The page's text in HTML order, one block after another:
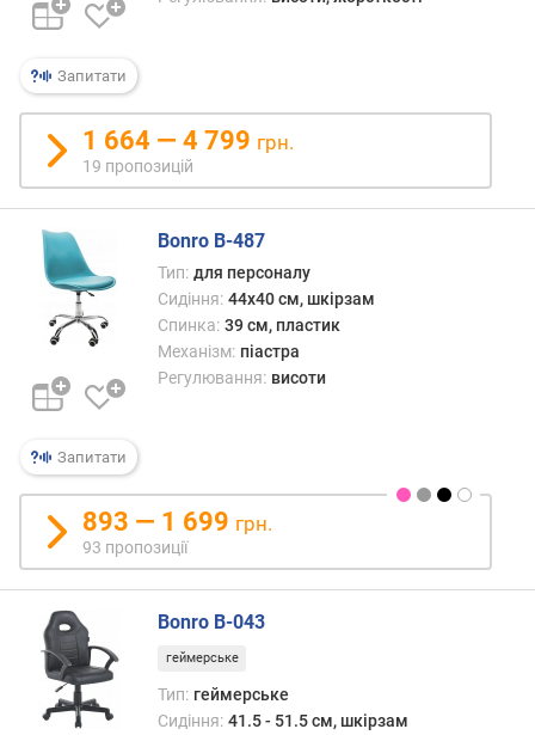
.
в
с
а
и
д
і
н
я
с
м
в
г
к
г
)
н
Запитати
1 664 — 4 799 грн.
19 пропозицій
Запитати
Bonro B-487
Тип: для персоналу
Сидіння: 44x40 см, шкірзам
Спинка: 39 см, пластик
Механізм: піастра
Регулювання: висоти
893 — 1 699 грн.
93 пропозиції
Bonro B-043
геймерське
Тип: геймерське
Сидіння: 41.5 - 51.5 см, шкірзам